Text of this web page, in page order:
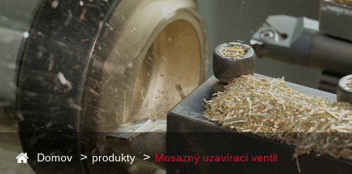
Domov produkty Mosazný uzavírací ventil